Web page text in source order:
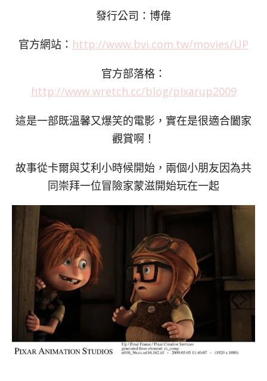
發行公司：博偉
官方網站： http://www.bvi.com.tw/movies/UP
官方部落格：
http://www.wretch.cc/blog/pixarup2009
這是一部既溫馨又爆笑的電影，實在是很適合闔家
觀賞啊！
故事從卡爾與艾利小時候開始，兩個小朋友因為共
同崇拜一位冒險家蒙滋開始玩在一起